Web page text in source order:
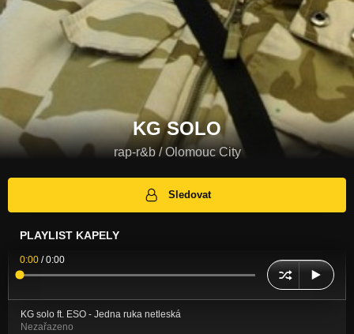
KG SOLO
rap-r&b / Olomouc City
Sledovat
PLAYLIST KAPELY
0:00 /0:00
KG solo ft. ESO - Jedna ruka netleská
Nezařazeno